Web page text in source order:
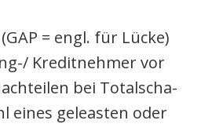
= engl. für Lücke)
Kre­dit­neh­mer vor
bei Total­scha­
eines geleas­ten oder